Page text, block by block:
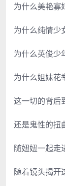
为什么美艳寡
为什么纯情少
为什么英俊少
为什么姐妹花
这一切的背后
还是鬼性的扭
随妞妞一起走
随着镜头揭开